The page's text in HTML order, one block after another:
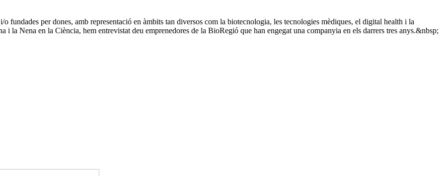
fundades per dones, amb representació en àmbits tan diversos com la biotecnologia, les tecnologies mèdiques, el digital health i la
i la Nena en la Ciència, hem entrevistat deu emprenedores de la BioRegió que han engegat una companyia en els darrers tres anys.&nbsp;